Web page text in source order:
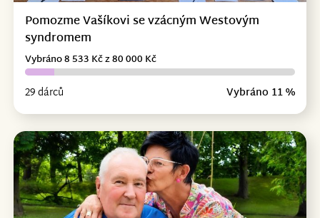
Pomozme Vašíkovi se vzácným Westovým
syndromem
29 dárců Vybráno 11 %
Vybráno 8 533 Kč z 80 000 Kč